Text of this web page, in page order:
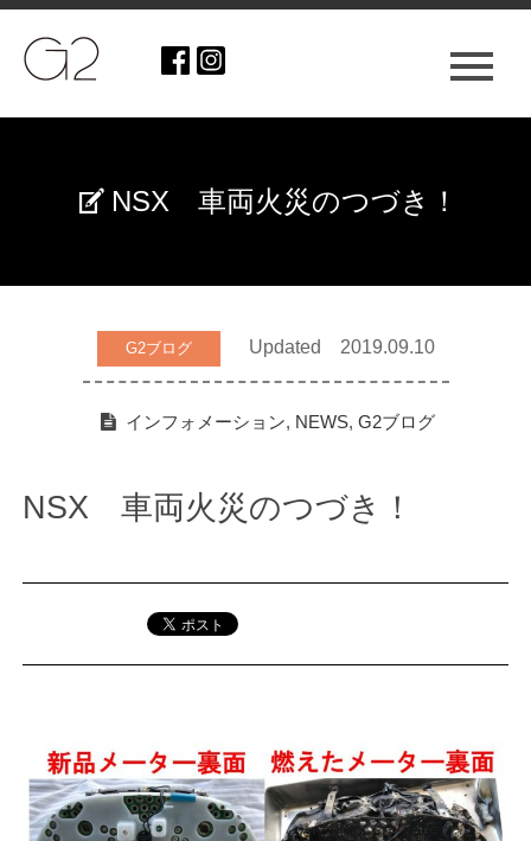
NSX 車両火災のつづき！
G2ブログ Updated 2019.09.10
インフォメーション, NEWS, G2ブログ
NSX 車両火災のつづき！